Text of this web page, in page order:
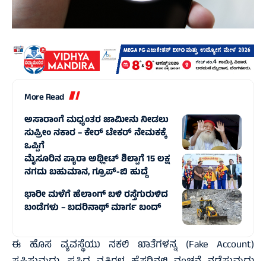
More Read
ಅಸಾರಾಂಗೆ ಮಧ್ಯಂತರ ಜಾಮೀನು ನೀಡಲು
ಸುಪ್ರೀಂ ನಕಾರ – ಕೇರ್ ಟೇಕರ್ ನೇಮಕಕ್ಕೆ
ಒಪ್ಪಿಗೆ
ಮೈಸೂರಿನ ಪ್ಯಾರಾ ಅಥ್ಲೀಟ್ ಶಿಲ್ಪಾಗೆ 15 ಲಕ್ಷ
ನಗದು ಬಹುಮಾನ, ಗ್ರೂಪ್-ಬಿ ಹುದ್ದೆ
ಭಾರೀ ಮಳೆಗೆ ಹೆಲಾಂಗ್ ಬಳಿ ರಸ್ತೆಗುರುಳಿದ
ಬಂಡೆಗಳು – ಬದರಿನಾಥ್‌ ಮಾರ್ಗ ಬಂದ್‌
ಈ ಹೊಸ ವ್ಯವಸ್ಥೆಯು ನಕಲಿ ಖಾತೆಗಳನ್ನ (Fake Account)